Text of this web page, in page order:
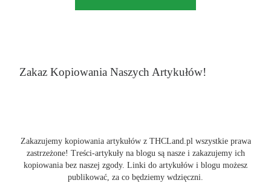
Zakaz Kopiowania Naszych Artykułów!
Zakazujemy kopiowania artykułów z THCLand.pl wszystkie prawa
zastrzeżone! Treści-artykuły na blogu są nasze i zakazujemy ich
kopiowania bez naszej zgody. Linki do artykułów i blogu możesz
publikować, za co będziemy wdzięczni.